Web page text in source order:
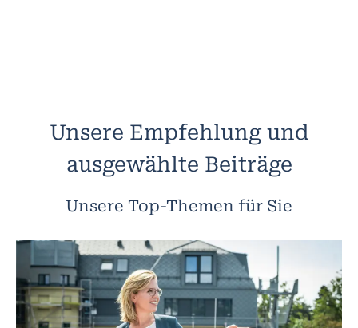
Unsere Empfehlung und
ausgewählte Beiträge
Unsere Top-Themen für Sie